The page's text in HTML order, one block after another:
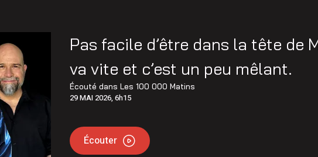
Québec de retour dans Lanaudière
en fête
Québec ont 60 ans
l’Opération nationale concertée en sécurité nautique de
qui est important » : Vincent Bourassa raconte les
Pas facile d’être dans la tête de
va vite et c’est un peu mêlant.
Écouté dansLes 100 000 Matins
29 MAI 2026, 6h15
Écouter